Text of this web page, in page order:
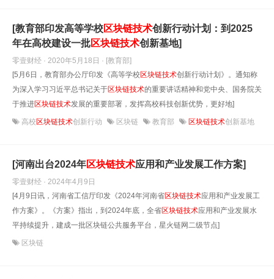
[教育部印发高等学校区块链技术创新行动计划：到2025
年在高校建设一批区块链技术创新基地]
零壹财经 · 2020年5月18日 · [教育部]
[5月6日，教育部办公厅印发《高等学校区块链技术创新行动计划》。通知称
为深入学习习近平总书记关于区块链技术的重要讲话精神和党中央、国务院关
于推进区块链技术发展的重要部署，发挥高校科技创新优势，更好地]
高校区块链技术创新行动 区块链 教育部 区块链技术创新基地
[河南出台2024年区块链技术应用和产业发展工作方案]
零壹财经 · 2024年4月9日
[4月9日讯，河南省工信厅印发《2024年河南省区块链技术应用和产业发展工
作方案》。《方案》指出，到2024年底，全省区块链技术应用和产业发展水
平持续提升，建成一批区块链公共服务平台，星火链网二级节点]
区块链